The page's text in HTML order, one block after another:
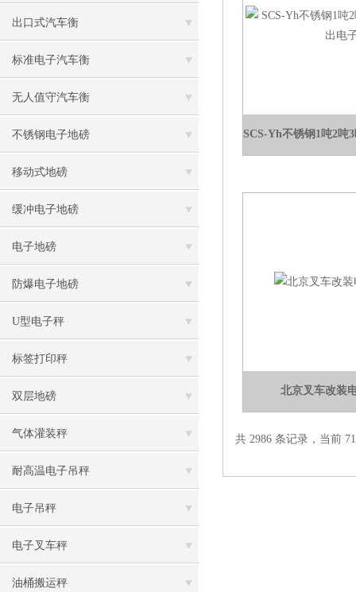
出口式汽车衡
标准电子汽车衡
无人值守汽车衡
不锈钢电子地磅
移动式地磅
缓冲电子地磅
电子地磅
防爆电子地磅
U型电子秤
标签打印秤
双层地磅
气体灌装秤
耐高温电子吊秤
电子吊秤
电子叉车秤
油桶搬运秤
北京叉车改装
共 2986 条记录，当前